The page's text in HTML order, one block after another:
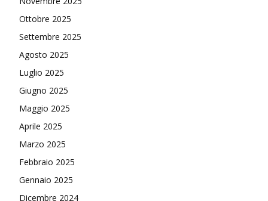
Ottobre 2025
Settembre 2025
Agosto 2025
Luglio 2025
Giugno 2025
Maggio 2025
Aprile 2025
Marzo 2025
Febbraio 2025
Gennaio 2025
Dicembre 2024